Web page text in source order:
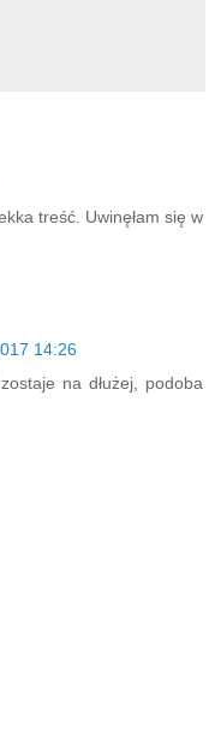
treść. Uwinęłam się w
14:26
na dłużej, podoba